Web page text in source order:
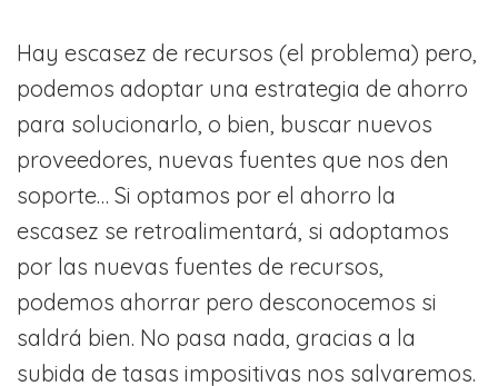
Hay escasez de recursos (el problema) pero,
podemos adoptar una estrategia de ahorro
para solucionarlo, o bien, buscar nuevos
proveedores, nuevas fuentes que nos den
soporte… Si optamos por el ahorro la
escasez se retroalimentará, si adoptamos
por las nuevas fuentes de recursos,
podemos ahorrar pero desconocemos si
saldrá bien. No pasa nada, gracias a la
subida de tasas impositivas nos salvaremos.